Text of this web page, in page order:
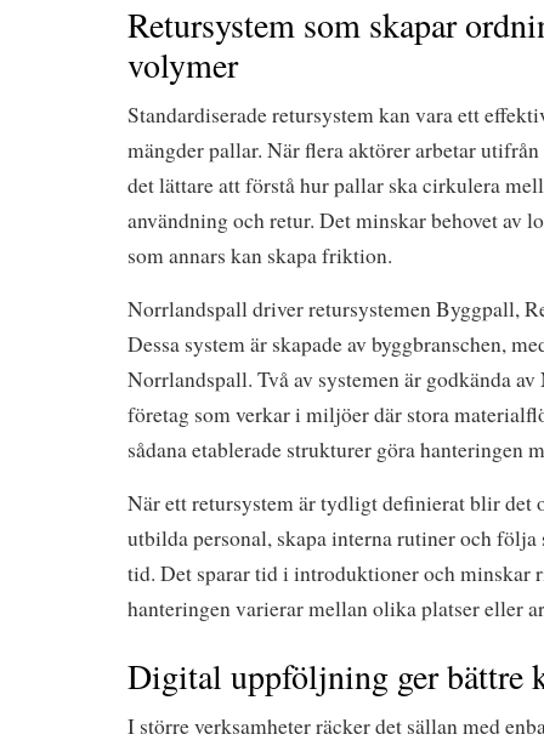
Retursystem som skapar
volymer
Standardiserade retursystem kan vara ett
mängder pallar. När flera aktörer arbetar
det lättare att förstå hur pallar ska cirkulera
användning och retur. Det minskar behovet av
som annars kan skapa friktion.
Norrlandspall driver retursystemen Byggpall,
Dessa system är skapade av byggbranschen,
Norrlandspall. Två av systemen är godkända
företag som verkar i miljöer där stora
sådana etablerade strukturer göra hanteringen
När ett retursystem är tydligt definierat blir det
utbilda personal, skapa interna rutiner och följa
tid. Det sparar tid i introduktioner och minskar
hanteringen varierar mellan olika platser eller
Digital uppföljning ger bättre
I större verksamheter räcker det sällan med